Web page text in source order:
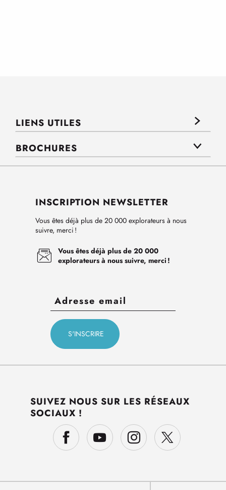
LIENS UTILES
BROCHURES
INSCRIPTION NEWSLETTER
Vous êtes déjà plus de 20 000 explorateurs à nous
suivre, merci !
Vous êtes déjà plus de 20 000
explorateurs à nous suivre, merci !
SUIVEZ NOUS SUR LES RÉSEAUX
SOCIAUX !